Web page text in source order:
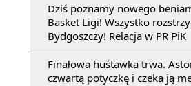
Dziś poznamy nowego
Basket Ligi! Wszystko
Bydgoszczy! Relacja w PR PiK
Finałowa huśtawka trwa.
czwartą potyczkę i czeka ją